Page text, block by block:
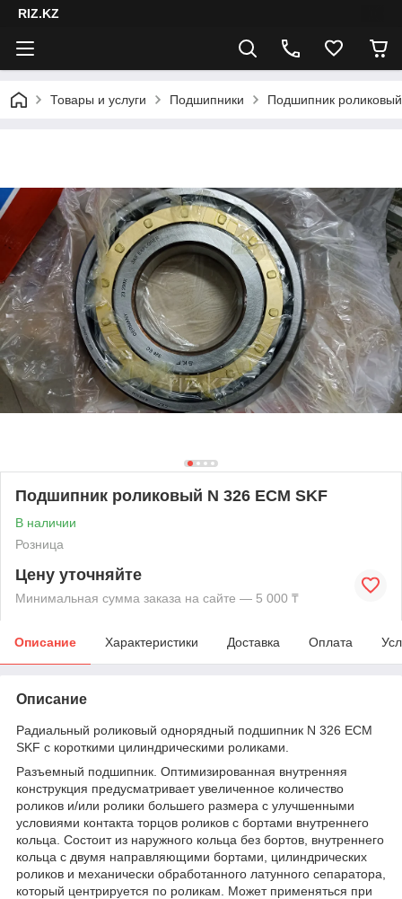
RIZ.KZ
Товары и услуги Подшипники Подшипник
Подшипник роликовый N 326 ECM SKF
В наличии
Розница
Цену уточняйте
Минимальная сумма заказа на сайте — 5 000 ₸
Описание Характеристики Доставка Оплата
Описание
Радиальный роликовый однорядный подшипник N 326 ECM
SKF с короткими цилиндрическими роликами.
Разъемный подшипник. Оптимизированная внутренняя
конструкция предусматривает увеличенное количество
роликов и/или ролики большего размера с улучшенными
условиями контакта торцов роликов с бортами внутреннего
кольца. Состоит из наружного кольца без бортов, внутреннего
кольца с двумя направляющими бортами, цилиндрических
роликов и механически обработанного латунного сепаратора,
который центрируется по роликам. Может применяться при